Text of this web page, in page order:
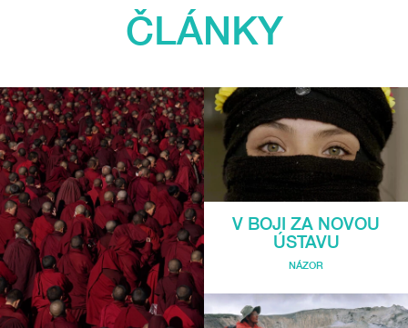
ČLÁNKY
V BOJI ZA NOVOU
ÚSTAVU
NÁZOR